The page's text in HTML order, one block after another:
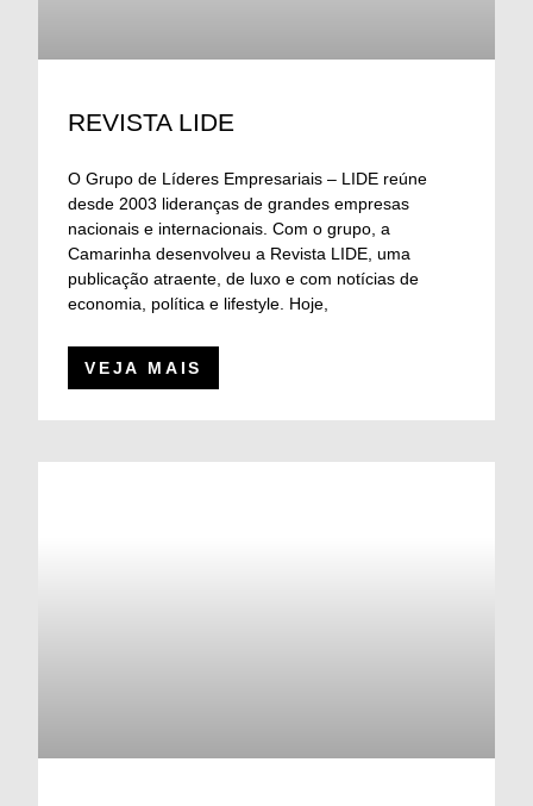
REVISTA LIDE
O Grupo de Líderes Empresariais – LIDE reúne
desde 2003 lideranças de grandes empresas
nacionais e internacionais. Com o grupo, a
Camarinha desenvolveu a Revista LIDE, uma
publicação atraente, de luxo e com notícias de
economia, política e lifestyle. Hoje,
VEJA MAIS